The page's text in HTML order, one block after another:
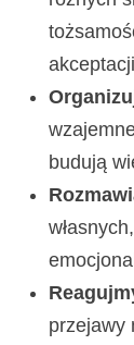
budują
przejawy